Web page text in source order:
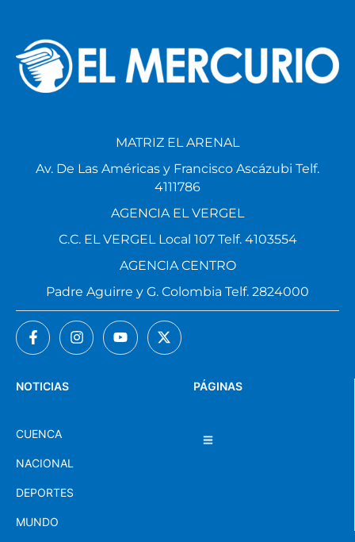
PÁGINAS
NOTICIAS
CUENCA
NACIONAL
DEPORTES
MUNDO
MATRIZ EL ARENAL
Av. De Las Américas y Francisco Ascázubi Telf.
4111786
AGENCIA EL VERGEL
C.C. EL VERGEL Local 107 Telf. 4103554
AGENCIA CENTRO
Padre Aguirre y G. Colombia Telf. 2824000